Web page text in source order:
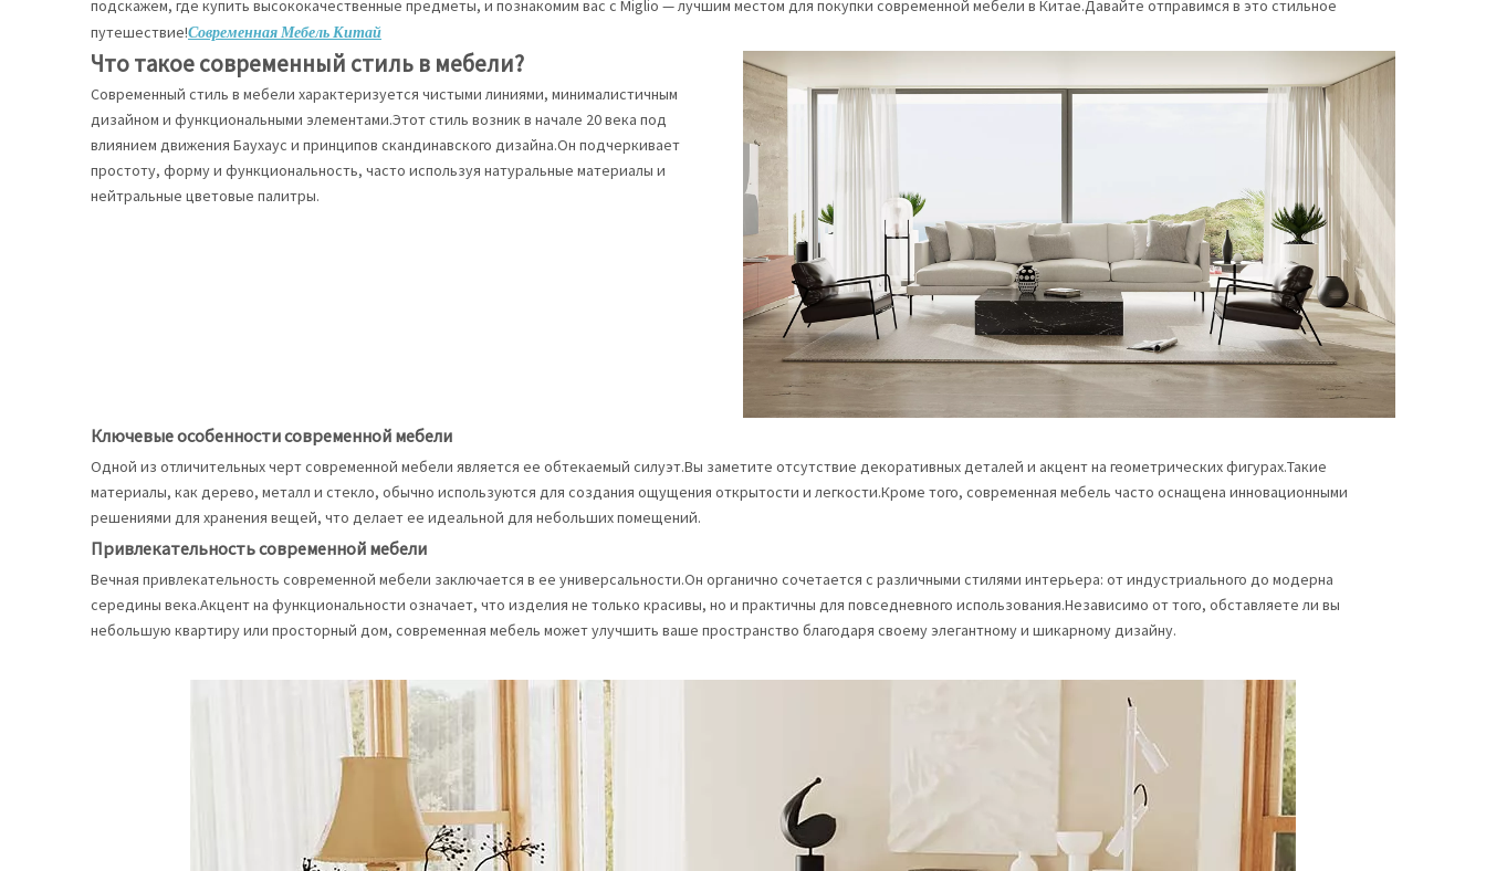
подскажем, где купить высококачественные предметы, и познакомим вас с Miglio — лучшим местом для покупки современной мебели в Китае.Давайте отправимся в это стильное
путешествие!Современная Мебель Китай
Что такое современный стиль в мебели?
Современный стиль в мебели характеризуется чистыми линиями, минималистичным
дизайном и функциональными элементами.Этот стиль возник в начале 20 века под
влиянием движения Баухаус и принципов скандинавского дизайна.Он подчеркивает
простоту, форму и функциональность, часто используя натуральные материалы и
нейтральные цветовые палитры.
Ключевые особенности современной мебели
Одной из отличительных черт современной мебели является ее обтекаемый силуэт.Вы заметите отсутствие декоративных деталей и акцент на геометрических фигурах.Такие
материалы, как дерево, металл и стекло, обычно используются для создания ощущения открытости и легкости.Кроме того, современная мебель часто оснащена инновационными
решениями для хранения вещей, что делает ее идеальной для небольших помещений.
Привлекательность современной мебели
Вечная привлекательность современной мебели заключается в ее универсальности.Он органично сочетается с различными стилями интерьера: от индустриального до модерна
середины века.Акцент на функциональности означает, что изделия не только красивы, но и практичны для повседневного использования.Независимо от того, обставляете ли вы
небольшую квартиру или просторный дом, современная мебель может улучшить ваше пространство благодаря своему элегантному и шикарному дизайну.